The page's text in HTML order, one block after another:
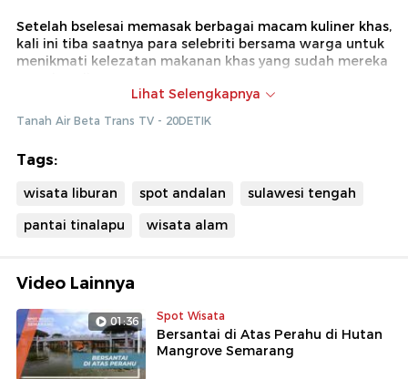
Setelah bselesai memasak berbagai macam kuliner khas,
kali ini tiba saatnya para selebriti bersama warga untuk
menikmati kelezatan makanan khas yang sudah mereka
Lihat Selengkapnya
Tanah Air Beta Trans TV - 20DETIK
Tags:
wisata liburan spot andalan
sulawesi tengah
pantai tinalapu
wisata alam
Video Lainnya
01:36 Spot Wisata
Bersantai di Atas Perahu di Hutan
Mangrove Semarang